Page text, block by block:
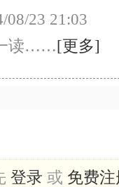
08/23 21:03
读……[更多]
登录 或 免费注